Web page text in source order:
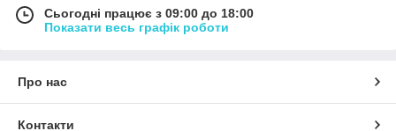
Сьогодні працює з 09:00 до 18:00
Показати весь графік роботи
Про нас
Контакти